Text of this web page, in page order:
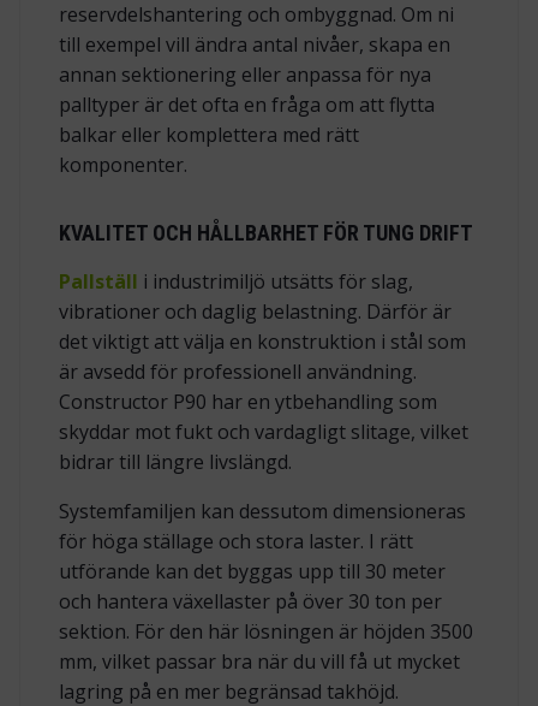
reservdelshantering och ombyggnad. Om ni
till exempel vill ändra antal nivåer, skapa en
annan sektionering eller anpassa för nya
palltyper är det ofta en fråga om att flytta
balkar eller komplettera med rätt
komponenter.
KVALITET OCH HÅLLBARHET FÖR TUNG DRIFT
Pallställ i industrimiljö utsätts för slag,
vibrationer och daglig belastning. Därför är
det viktigt att välja en konstruktion i stål som
är avsedd för professionell användning.
Constructor P90 har en ytbehandling som
skyddar mot fukt och vardagligt slitage, vilket
bidrar till längre livslängd.
Systemfamiljen kan dessutom dimensioneras
för höga ställage och stora laster. I rätt
utförande kan det byggas upp till 30 meter
och hantera växellaster på över 30 ton per
sektion. För den här lösningen är höjden 3500
mm, vilket passar bra när du vill få ut mycket
lagring på en mer begränsad takhöjd.